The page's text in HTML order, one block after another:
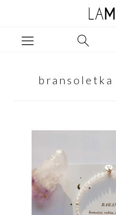
bransoletka